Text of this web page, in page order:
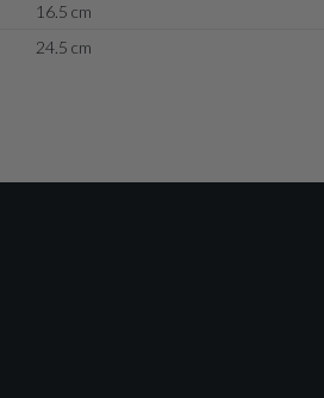
16.5 cm
24.5 cm